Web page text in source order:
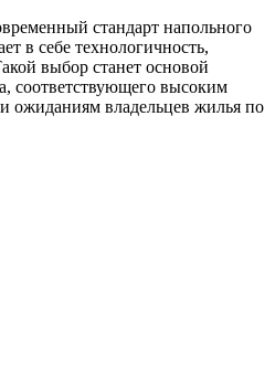
стандарт напольного
в себе технологичность,
выбор станет основой
соответствующего высоким
ожиданиям владельцев жилья по